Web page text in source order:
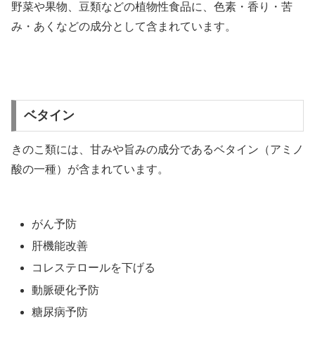
野菜や果物、豆類などの植物性食品に、色素・香り・苦
み・あくなどの成分として含まれています。
ベタイン
きのこ類には、甘みや旨みの成分であるベタイン（アミノ
酸の一種）が含まれています。
がん予防
肝機能改善
コレステロールを下げる
動脈硬化予防
糖尿病予防